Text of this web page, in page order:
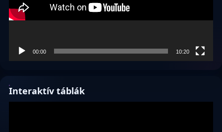
00:00 10:20
Interaktív táblák